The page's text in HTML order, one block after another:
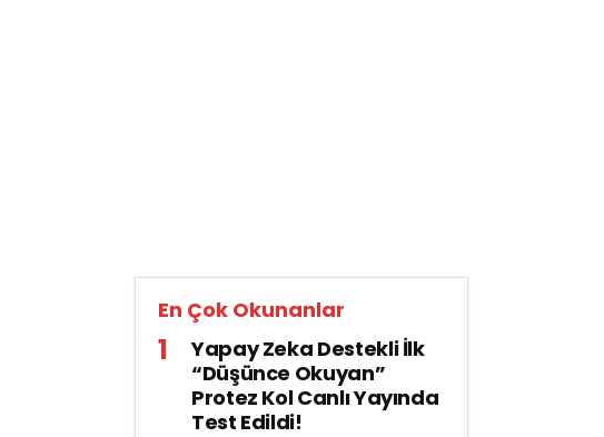
En Çok Okunanlar
Yapay Zeka Destekli İlk
“Düşünce Okuyan”
Protez Kol Canlı Yayında
Test Edildi!